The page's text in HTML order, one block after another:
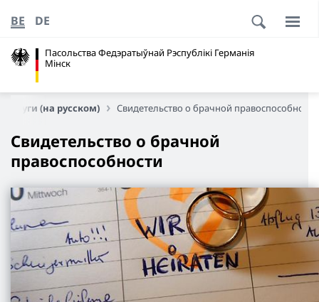
Пасольства Федэратыўнай Рэспублікі Германія
Мінск
BE DE
(на русском) Свидетельство о брачной правоспособности
Свидетельство о брачной
правоспособности